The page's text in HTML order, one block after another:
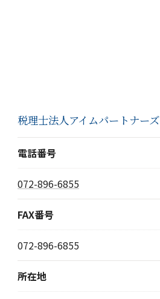
税理士法人アイムパートナーズ
電話番号
072-896-6855
FAX番号
072-896-6855
所在地